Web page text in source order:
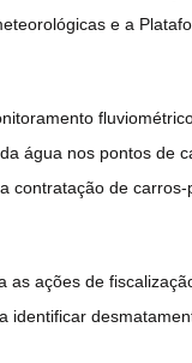
e a
água nos pontos de
contratação de
ações de
identificar